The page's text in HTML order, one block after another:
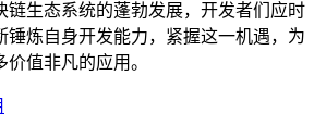
链生态系统的蓬勃发展，开发者们应时
锤炼自身开发能力，紧握这一机遇，为
值非凡的应用。